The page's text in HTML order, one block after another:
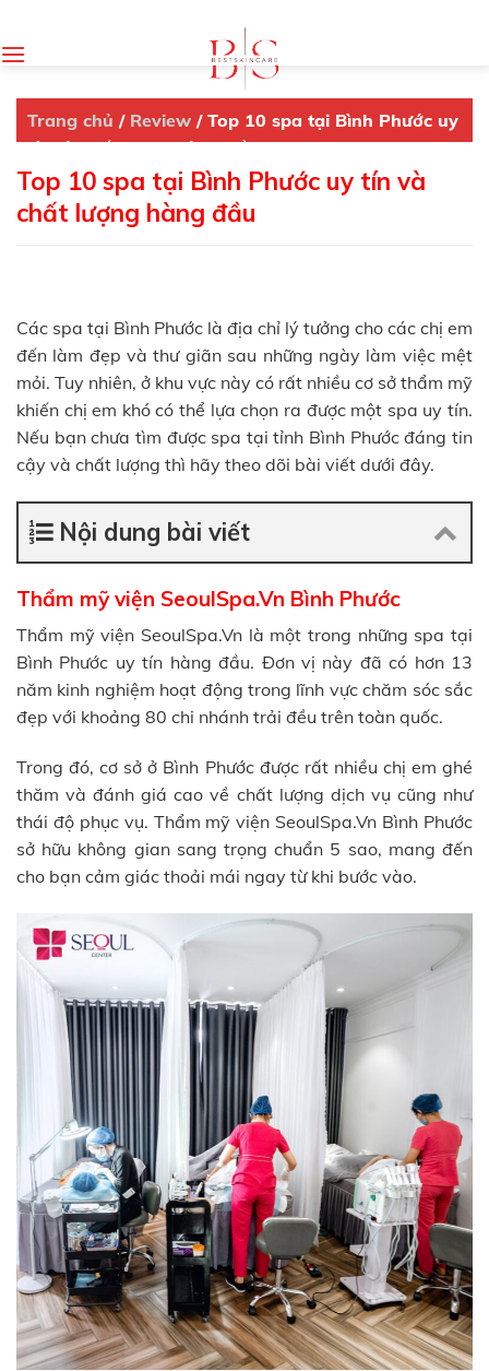
content
Trang chủ / Review / Top 10 spa tại Bình Phước uy
tín và chất lượng hàng đầu
Top 10 spa tại Bình Phước uy tín và
chất lượng hàng đầu
Các spa tại Bình Phước là địa chỉ lý tưởng cho các chị em
đến làm đẹp và thư giãn sau những ngày làm việc mệt
mỏi. Tuy nhiên, ở khu vực này có rất nhiều cơ sở thẩm mỹ
khiến chị em khó có thể lựa chọn ra được một spa uy tín.
Nếu bạn chưa tìm được spa tại tỉnh Bình Phước đáng tin
cậy và chất lượng thì hãy theo dõi bài viết dưới đây.
Nội dung bài viết
Thẩm mỹ viện SeoulSpa.Vn Bình Phước
Thẩm mỹ viện SeoulSpa.Vn là một trong những spa tại
Bình Phước uy tín hàng đầu. Đơn vị này đã có hơn 13
năm kinh nghiệm hoạt động trong lĩnh vực chăm sóc sắc
đẹp với khoảng 80 chi nhánh trải đều trên toàn quốc.
Trong đó, cơ sở ở Bình Phước được rất nhiều chị em ghé
thăm và đánh giá cao về chất lượng dịch vụ cũng như
thái độ phục vụ. Thẩm mỹ viện SeoulSpa.Vn Bình Phước
sở hữu không gian sang trọng chuẩn 5 sao, mang đến
cho bạn cảm giác thoải mái ngay từ khi bước vào.